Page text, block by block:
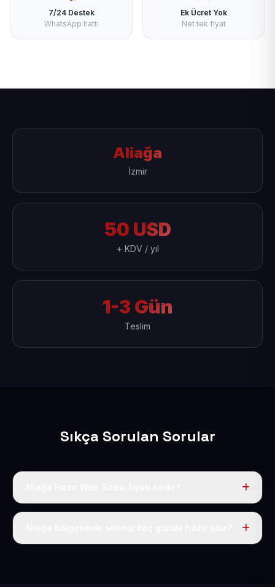
7/24 Destek
WhatsApp hattı
Ek Ücret Yok
Net tek fiyat
Aliağa
İzmir
50 USD
+ KDV / yıl
1-3 Gün
Teslim
Sıkça Sorulan Sorular
Tek fiyat uygulanır: yıllık 50 USD + KDV. Bu bedele alan